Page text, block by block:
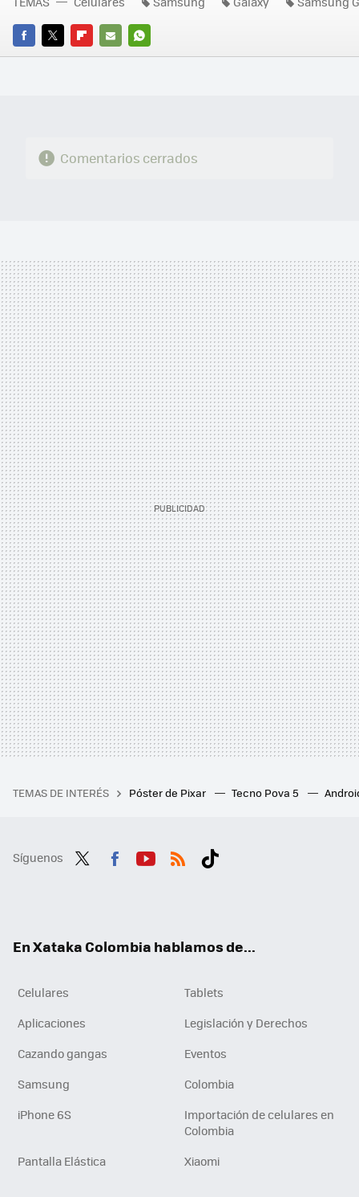
FACEBOOK
TWITTERFLIPBOARD
E-
WHATSAPP
Comentarios cerrados
TEMAS DE INTERÉS Póster de Pixar Tecno Pova 5
Síguenos
En Xataka Colombia hablamos de...
Celulares
Tablets
Aplicaciones
Legislación y Derechos
Cazando gangas
Eventos
Samsung
Colombia
iPhone 6S
Importación de celulares en
Colombia
Pantalla Elástica
Xiaomi